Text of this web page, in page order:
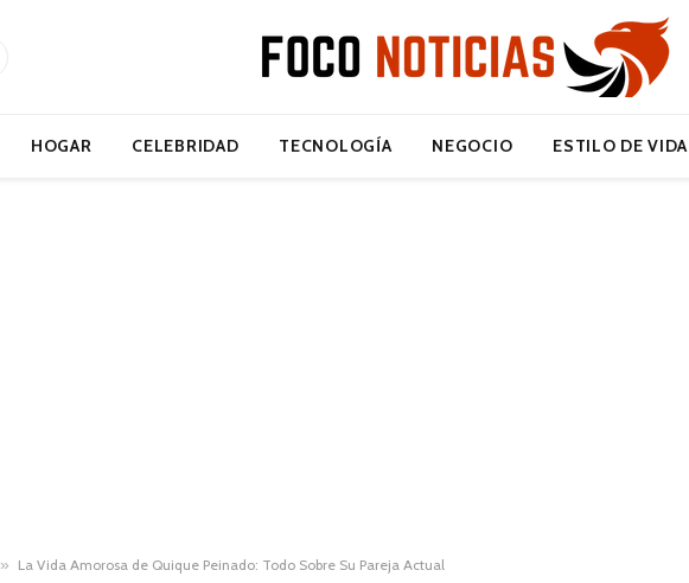
HOGAR CELEBRIDAD TECNOLOGÍA NEGOCIO ESTILO DE VIDA
» La Vida Amorosa de Quique Peinado: Todo Sobre Su Pareja Actual